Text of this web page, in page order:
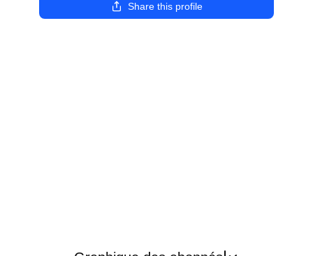
Share this profile